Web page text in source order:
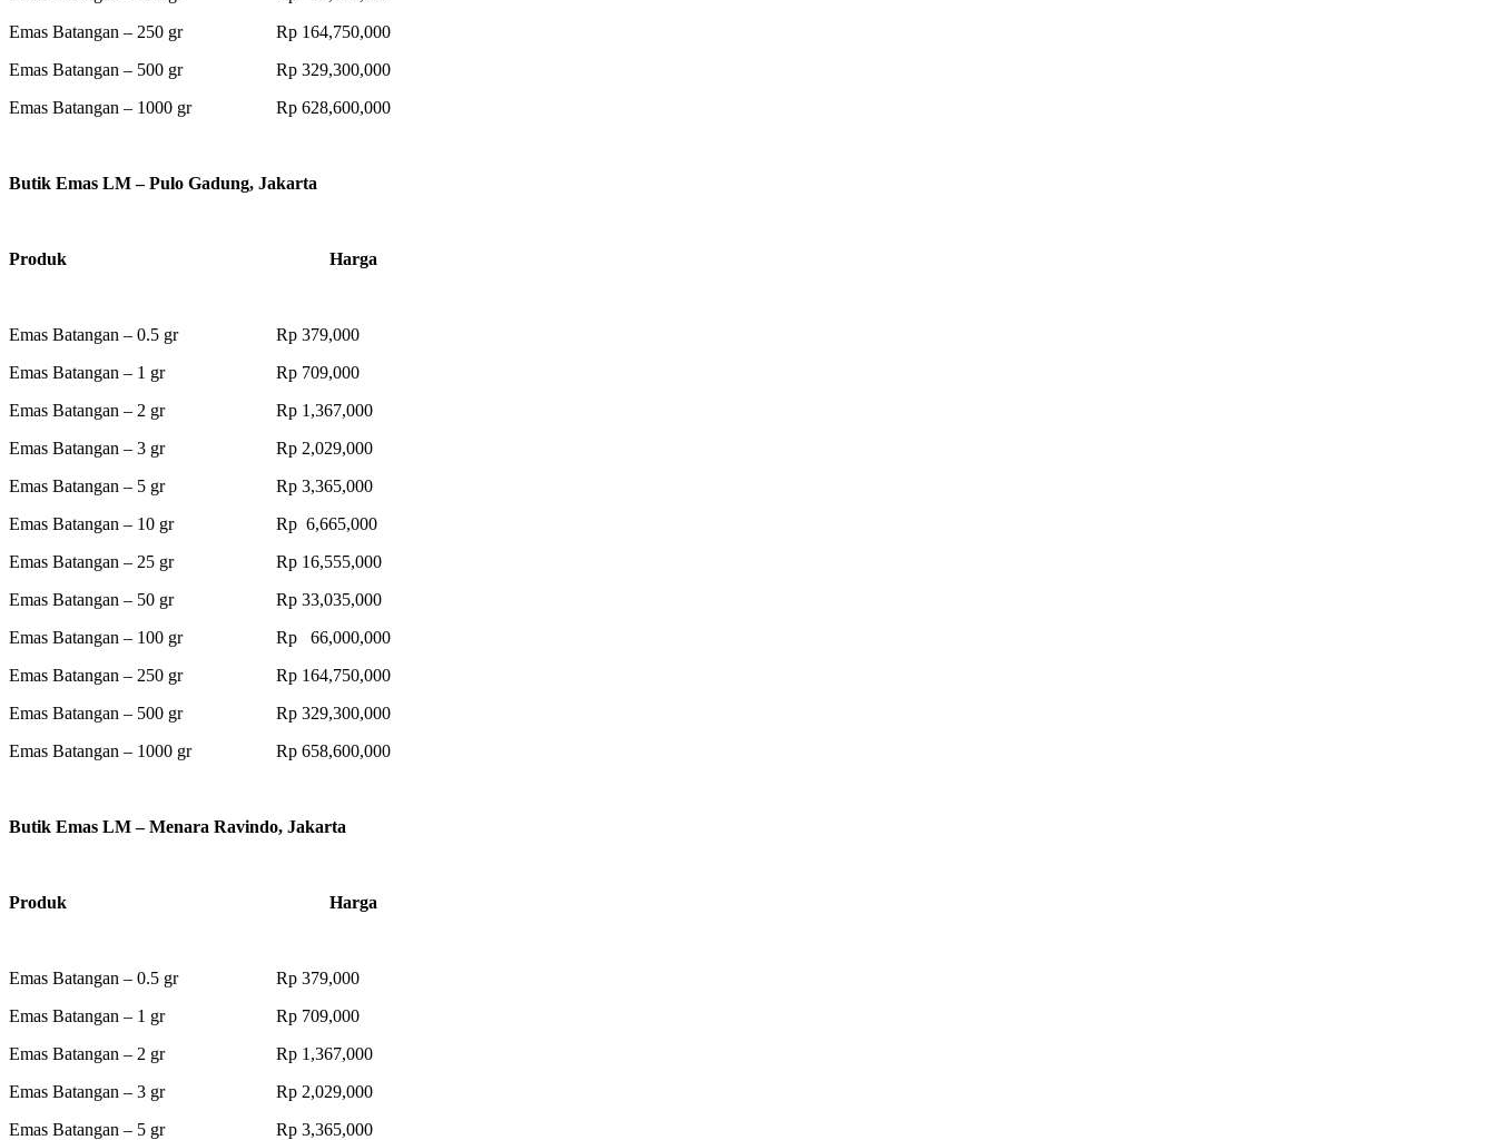
Emas Batangan – 250 gr Rp 164,750,000
Emas Batangan – 500 gr Rp 329,300,000
Emas Batangan – 1000 gr Rp 628,600,000
Butik Emas LM – Pulo Gadung, Jakarta
Produk Harga
Emas Batangan – 0.5 gr Rp 379,000
Emas Batangan – 1 gr Rp 709,000
Emas Batangan – 2 gr Rp 1,367,000
Emas Batangan – 3 gr Rp 2,029,000
Emas Batangan – 5 gr Rp 3,365,000
Emas Batangan – 10 gr Rp 6,665,000
Emas Batangan – 25 gr Rp 16,555,000
Emas Batangan – 50 gr Rp 33,035,000
Emas Batangan – 100 gr Rp 66,000,000
Emas Batangan – 250 gr Rp 164,750,000
Emas Batangan – 500 gr Rp 329,300,000
Emas Batangan – 1000 gr Rp 658,600,000
Butik Emas LM – Menara Ravindo, Jakarta
Produk Harga
Emas Batangan – 0.5 gr Rp 379,000
Emas Batangan – 1 gr Rp 709,000
Emas Batangan – 2 gr Rp 1,367,000
Emas Batangan – 3 gr Rp 2,029,000
Emas Batangan – 5 gr Rp 3,365,000